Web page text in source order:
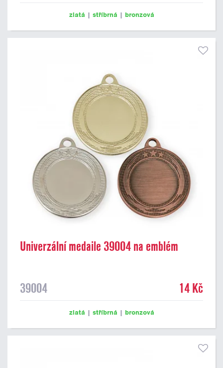
zlatá | stříbrná | bronzová
Univerzální medaile 39004 na emblém
39004 14 Kč
zlatá | stříbrná | bronzová